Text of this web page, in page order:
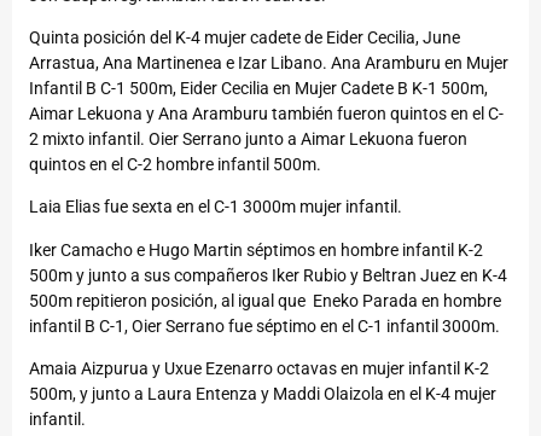
Quinta posición del K-4 mujer cadete de Eider Cecilia, June
Arrastua, Ana Martinenea e Izar Libano. Ana Aramburu en Mujer
Infantil B C-1 500m, Eider Cecilia en Mujer Cadete B K-1 500m,
Aimar Lekuona y Ana Aramburu también fueron quintos en el C-
2 mixto infantil. Oier Serrano junto a Aimar Lekuona fueron
quintos en el C-2 hombre infantil 500m.
Laia Elias fue sexta en el C-1 3000m mujer infantil.
Iker Camacho e Hugo Martin séptimos en hombre infantil K-2
500m y junto a sus compañeros Iker Rubio y Beltran Juez en K-4
500m repitieron posición, al igual que Eneko Parada en hombre
infantil B C-1, Oier Serrano fue séptimo en el C-1 infantil 3000m.
Amaia Aizpurua y Uxue Ezenarro octavas en mujer infantil K-2
500m, y junto a Laura Entenza y Maddi Olaizola en el K-4 mujer
infantil.